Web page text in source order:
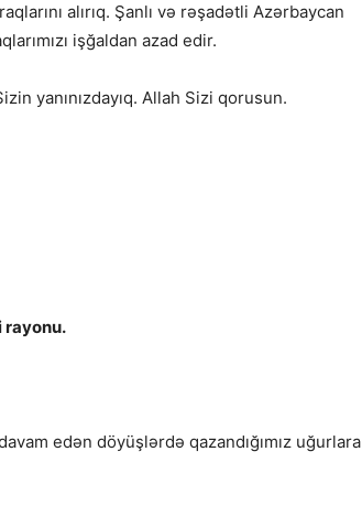
alırıq. Şanlı və rəşadətli Azərbaycan
işğaldan azad edir.
yanınızdayıq. Allah Sizi qorusun.
rayonu.
edən döyüşlərdə qazandığımız uğurlara